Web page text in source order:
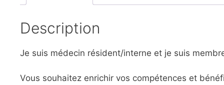
Description
Je suis médecin résident/interne et je suis
Vous souhaitez enrichir vos compétences et